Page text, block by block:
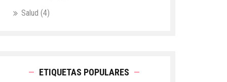
Salud (4)
ETIQUETAS POPULARES